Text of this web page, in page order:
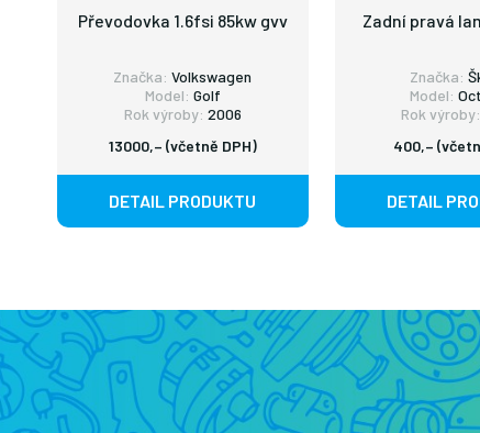
Převodovka 1.6fsi 85kw gvv
Značka: Volkswagen
Model: Golf
Rok výroby: 2006
13000,– (včetně DPH)
DETAIL PRODUKTU
Zadní pravá
Značka:
Model:
Rok výroby:
400,–
DETAIL